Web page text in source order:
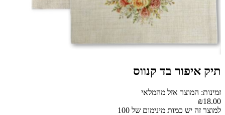
תיק איפור בד קנווס
זמינות: המוצר אזל מהמלאי
₪18.00
למוצר זה יש כמות מינימום של 100